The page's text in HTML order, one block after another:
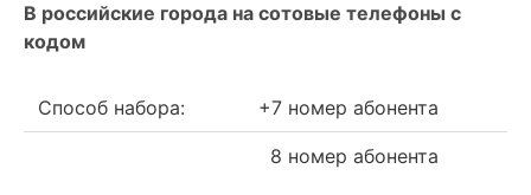
В российские города на сотовые телефоны с
кодом
Способ набора: +7 номер абонента
8 номер абонента